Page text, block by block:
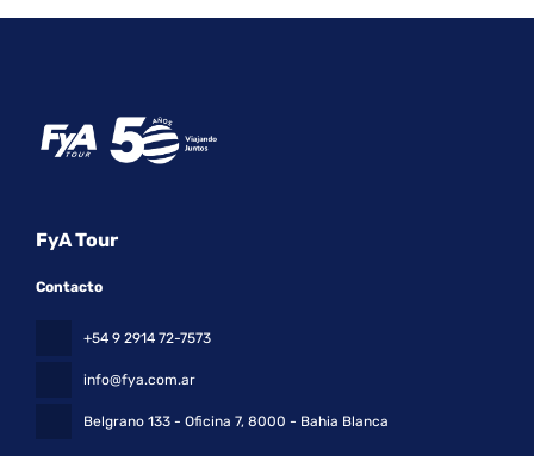
FyA Tour
Contacto
+54 9 2914 72-7573
info@fya.com.ar
Belgrano 133 - Oficina 7, 8000 - Bahia Blanca